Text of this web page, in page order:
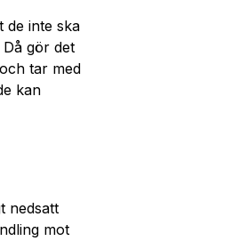
de inte ska
gör det
tar med
kan
nedsatt
mot